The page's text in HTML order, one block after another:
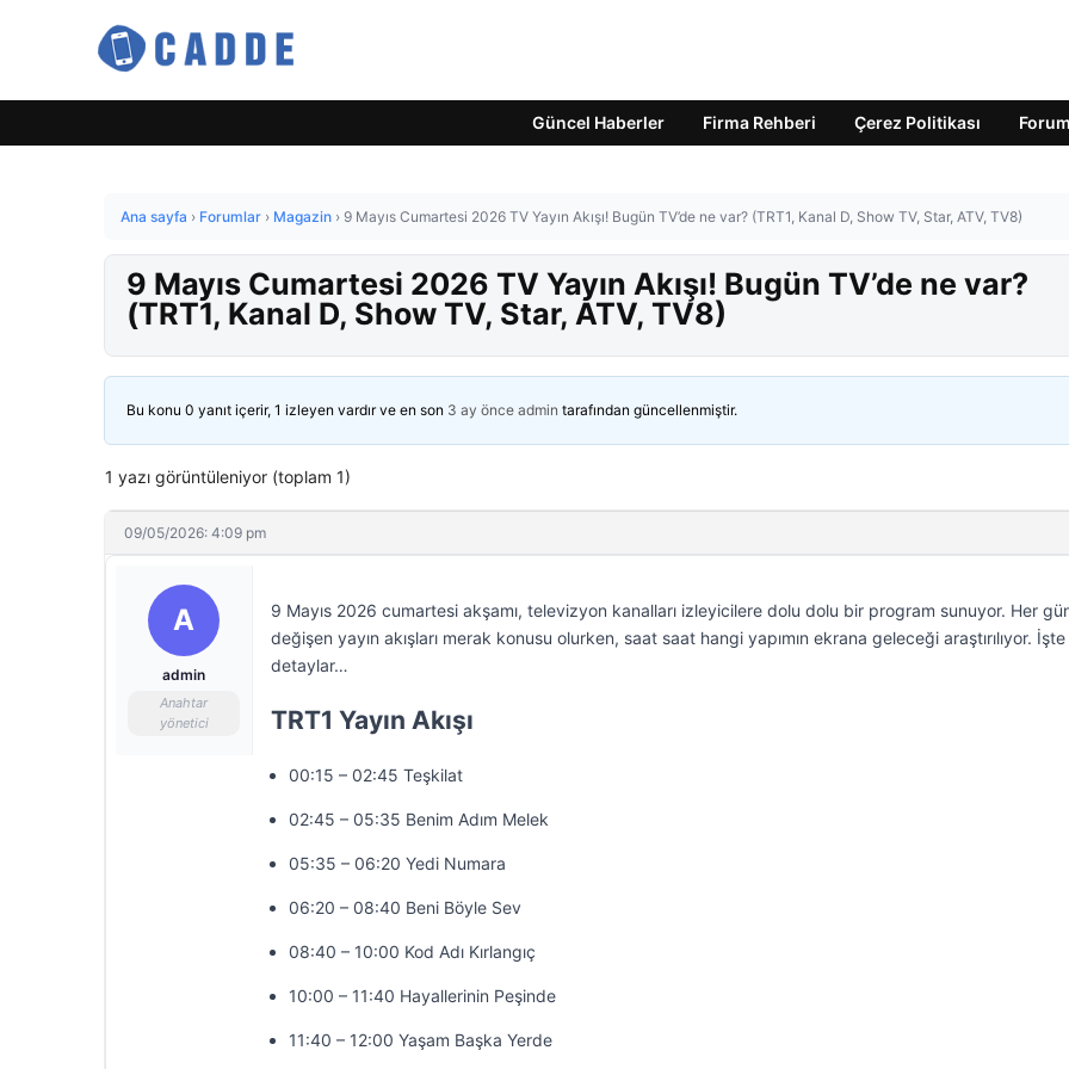
Güncel Haberler Firma Rehberi Çerez Politikası Forum
Ana sayfa › Forumlar › Magazin › 9 Mayıs Cumartesi 2026 TV Yayın Akışı! Bugün TV’de ne var? (TRT1, Kanal D, Show TV, Star, ATV, TV8)
9 Mayıs Cumartesi 2026 TV Yayın Akışı! Bugün TV’de ne var?
(TRT1, Kanal D, Show TV, Star, ATV, TV8)
Bu konu 0 yanıt içerir, 1 izleyen vardır ve en son 3 ay önce admin tarafından güncellenmiştir.
1 yazı görüntüleniyor (toplam 1)
09/05/2026: 4:09 pm
A
admin
Anahtar
yönetici
9 Mayıs 2026 cumartesi akşamı, televizyon kanalları izleyicilere dolu dolu bir program sunuyor. Her
değişen yayın akışları merak konusu olurken, saat saat hangi yapımın ekrana geleceği araştırılıyor.
detaylar…
TRT1 Yayın Akışı
00:15 – 02:45 Teşkilat
02:45 – 05:35 Benim Adım Melek
05:35 – 06:20 Yedi Numara
06:20 – 08:40 Beni Böyle Sev
08:40 – 10:00 Kod Adı Kırlangıç
10:00 – 11:40 Hayallerinin Peşinde
11:40 – 12:00 Yaşam Başka Yerde